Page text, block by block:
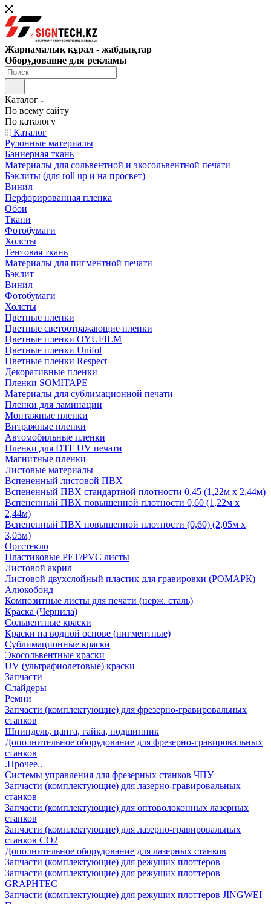
Жарнамалық құрал - жабдықтар
Оборудование для рекламы
Каталог
По всему сайту
По каталогу
Каталог
Рулонные материалы
Баннерная ткань
Материалы для сольвентной и экосольвентной печати
Бэклиты (для roll up и на просвет)
Винил
Перфорированная пленка
Обои
Ткани
Фотобумаги
Холсты
Тентовая ткань
Материалы для пигментной печати
Бэклит
Винил
Фотобумаги
Холсты
Цветные пленки
Цветные светоотражающие пленки
Цветные пленки OYUFILM
Цветные пленки Unifol
Цветные пленки Respect
Декоративные пленки
Пленки SOMITAPE
Материалы для сублимационной печати
Пленки для ламинации
Монтажные пленки
Витражные пленки
Автомобильные пленки
Пленки для DTF UV печати
Магнитные пленки
Листовые материалы
Вспененный листовой ПВХ
Вспененный ПВХ стандартной плотности 0,45 (1,22м х 2,44м)
Вспененный ПВХ повышенной плотности 0,60 (1,22м х
2,44м)
Вспененный ПВХ повышенной плотности (0,60) (2,05м х
3,05м)
Оргстекло
Пластиковые PET/PVC листы
Листовой акрил
Листовой двухслойный пластик для гравировки (РОМАРК)
Алюкобонд
Композитные листы для печати (нерж. сталь)
Краска (Чернила)
Сольвентные краски
Краски на водной основе (пигментные)
Сублимационные краски
Экосольвентные краски
UV (ультрафиолетовые) краски
Запчасти
Слайдеры
Ремни
Запчасти (комплектующие) для фрезерно-гравировальных
станков
Шпиндель, цанга, гайка, подшипник
Дополнительное оборудование для фрезерно-гравировальных
станков
.Прочее..
Системы управления для фрезерных станков ЧПУ
Запчасти (комплектующие) для лазерно-гравировальных
станков
Запчасти (комплектующие) для оптоволоконных лазерных
станков
Запчасти (комплектующие) для лазерно-гравировальных
станков CO2
Дополнительное оборудование для лазерных станков
Запчасти (комплектующие) для режущих плоттеров
Запчасти (комплектующие) для режущих плоттеров
GRAPHTEC
Запчасти (комплектующие) для режущих плоттеров JINGWEI